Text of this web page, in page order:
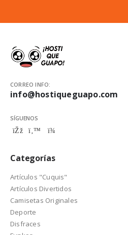
CORREO INFO:
info@hostiqueguapo.com
SÍGUENOS
Categorías
Artículos "Cuquis"
Artículos Divertidos
Camisetas Originales
Deporte
Disfraces